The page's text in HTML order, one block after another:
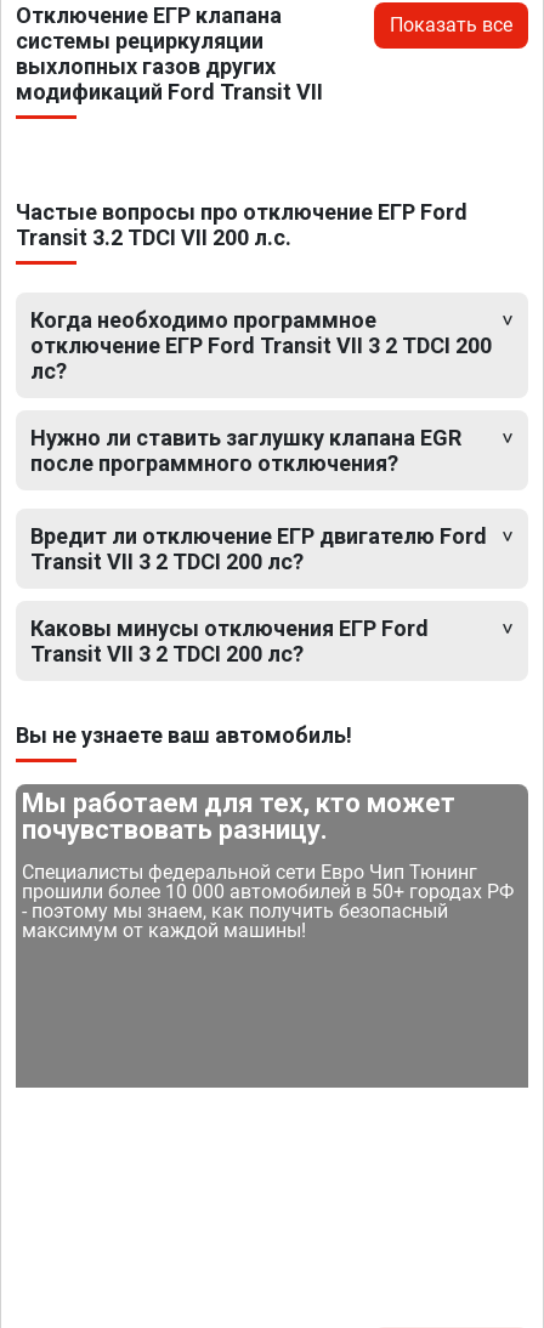
Отключение ЕГР клапана
системы рециркуляции
выхлопных газов других
модификаций Ford Transit VII
Показать все
Частые вопросы про отключение ЕГР Ford
Transit 3.2 TDCI VII 200 л.с.
Когда необходимо программное
отключение ЕГР Ford Transit VII 3 2 TDCI 200
лс?
Нужно ли ставить заглушку клапана EGR
после программного отключения?
Вредит ли отключение ЕГР двигателю Ford
Transit VII 3 2 TDCI 200 лс?
Каковы минусы отключения ЕГР Ford
Transit VII 3 2 TDCI 200 лс?
Вы не узнаете ваш автомобиль!
Мы работаем для тех, кто может
почувствовать разницу.
Специалисты федеральной сети Евро Чип Тюнинг
прошили более 10 000 автомобилей в 50+ городах РФ
- поэтому мы знаем, как получить безопасный
максимум от каждой машины!